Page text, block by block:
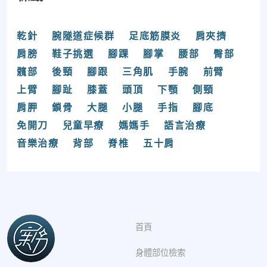
乾針 腕隧道症候群 足底筋膜炎
肩夾擠
肩膀
鞋子挑選 腳踝 腳掌 腰部
臀部
髖部
後頸 腳跟 三角肌 手腕
前臂
上臂
腳趾 膝蓋 頭頂 下顎
側頸
肩胛
鎖骨 大腿 小腿 手指
腳底
免開刀
兒童早療 媽媽手
語言治療
音樂治療
背部 脊椎 五十肩
首頁
身體部位檢索